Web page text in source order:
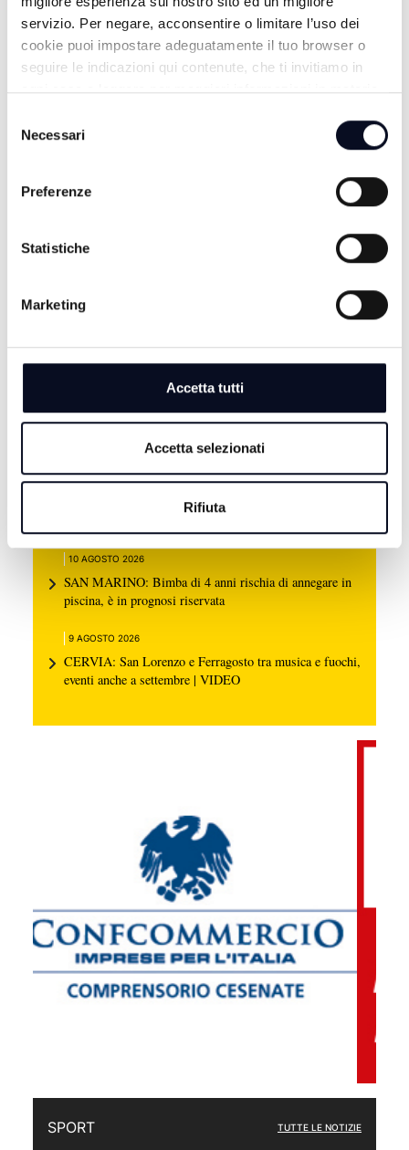
servizio. Per negare, acconsentire o limitare l’uso dei
cookie puoi impostare adeguatamente il tuo browser o
seguire le indicazioni qui contenute, che ti invitiamo in
ogni caso a leggere per maggiori informazioni in materia
delNecessari
Preferenze
Statistiche
Marketing
Accetta tutti
Accetta selezionati
Rifiuta
ALTRE NOTIZIE TUTTE LE NOTIZIE
10 AGOSTO 2026
RIMINI: Giovane colpito da un Frecciarossa in
10 AGOSTO 2026
SAN MARINO: Bimba di 4 anni rischia di annegare in
piscina, è in prognosi riservata
9 AGOSTO 2026
CERVIA: San Lorenzo e Ferragosto tra musica e fuochi,
eventi anche a settembre | VIDEO
SPORT TUTTE LE NOTIZIE